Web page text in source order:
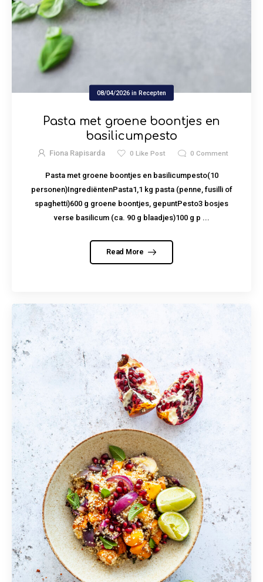
08/04/2026 in Recepten
Pasta met groene boontjes en
basilicumpesto
Fiona Rapisarda 0 Like Post 0 Comment
Pasta met groene boontjes en basilicumpesto(10
personen)IngrediëntenPasta1,1 kg pasta (penne, fusilli of
spaghetti)600 g groene boontjes, gepuntPesto3 bosjes
verse basilicum (ca. 90 g blaadjes)100 g p ...
Read More